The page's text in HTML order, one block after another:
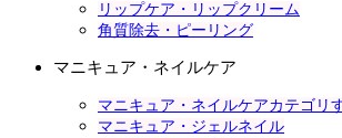
リップケア・リップクリーム
角質除去・ピーリング
マニキュア・ネイルケア
マニキュア・ネイルケアカテゴリ
マニキュア・ジェルネイル